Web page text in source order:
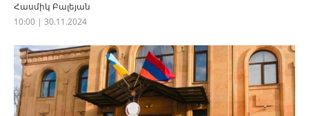
Հասմիկ Բալեյան
10:00 | 30.11.2024